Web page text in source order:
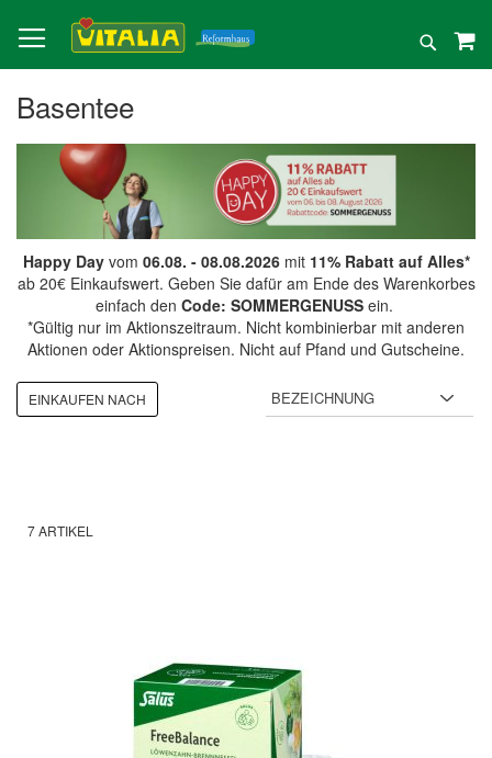
zum
Inhalt
Suche
Basentee
Happy Dayvom 06.08. - 08.08.2026mit 11% Rabatt auf Alles*
ab 20€ Einkaufswert. Geben Sie dafür am Ende des Warenkorbes
einfach den Code: SOMMERGENUSSein.
*Gültig nur im Aktionszeitraum. Nicht kombinierbar mit anderen
Aktionen oder Aktionspreisen. Nicht auf Pfand und Gutscheine.
7ARTIKEL
EINKAUFEN NACH